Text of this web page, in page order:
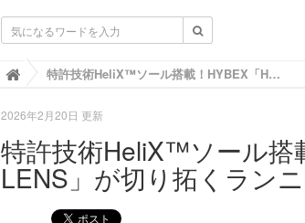
靴と暮らすLIFOOT【ライフット】-靴の情報サイト
特許技術HeliX™ソール搭載！HYBEX「HX LENS」が切り拓くランニングの未来
2026年2月20日 更新
特許技術HeliX™ソール搭
LENS」が切り拓くラン